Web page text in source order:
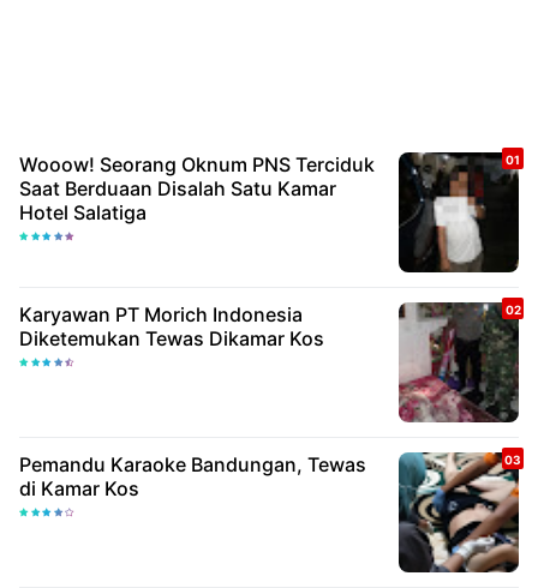
Wooow! Seorang Oknum PNS Terciduk
Saat Berduaan Disalah Satu Kamar
Hotel Salatiga
Karyawan PT Morich Indonesia
Diketemukan Tewas Dikamar Kos
Pemandu Karaoke Bandungan, Tewas
di Kamar Kos